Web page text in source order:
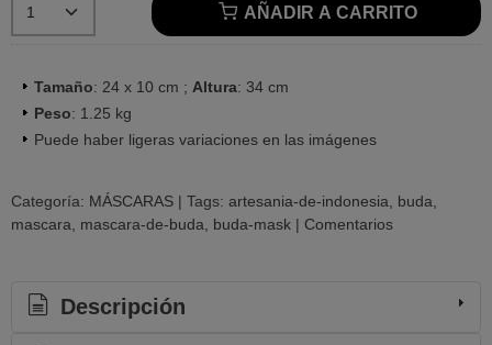
AÑADIR A CARRITO
Tamaño: 24 x 10 cm ; Altura: 34 cm
Peso: 1.25 kg
Puede haber ligeras variaciones en las imágenes
Categoría: MÁSCARAS | Tags: artesania-de-indonesia
buda
mascara
mascara-de-buda buda-mask | Comentarios
Descripción